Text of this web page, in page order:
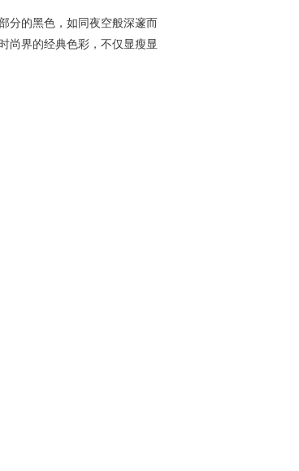
分的黑色，如同夜空般深邃而
尚界的经典色彩，不仅显瘦显